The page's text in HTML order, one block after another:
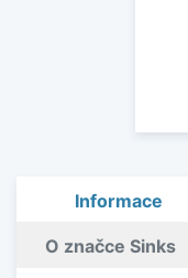
Informace
O značce Sinks